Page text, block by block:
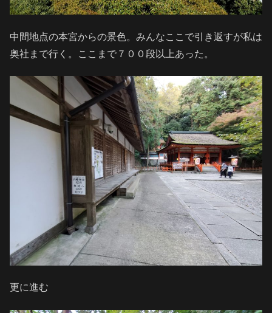
中間地点の本宮からの景色。みんなここで引き返すが私は
奥社まで行く。ここまで７００段以上あった。
更に進む